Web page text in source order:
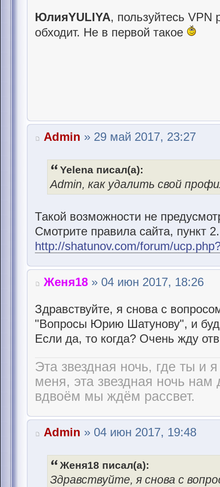
ЮлияYULIYA, пользуйтесь VPN
обходит. Не в первой такое
Admin » 29 май 2017, 23:27
Yelena писал(а):
Admin, как удалить свой
Такой возможности не
Смотрите правила сайта, пункт
http://shatunov.com/forum/
Женя18 » 04 июн 2017, 18:26
Здравствуйте, я снова с
"Вопросы Юрию Шатунову", и
Если да, то когда? Очень жду
Эта звездная ночь, где ты и
меня, эта звездная ночь нам
вдвоём мы ждём рассвет.
Admin » 04 июн 2017, 19:48
Женя18 писал(а):
Здравствуйте, я снова с